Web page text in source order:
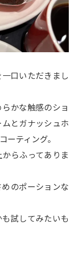
口いただきまし
かな触感のショ
とガナッシュホ
ーティング。
らふってありま
のポーションな
試してみたいも